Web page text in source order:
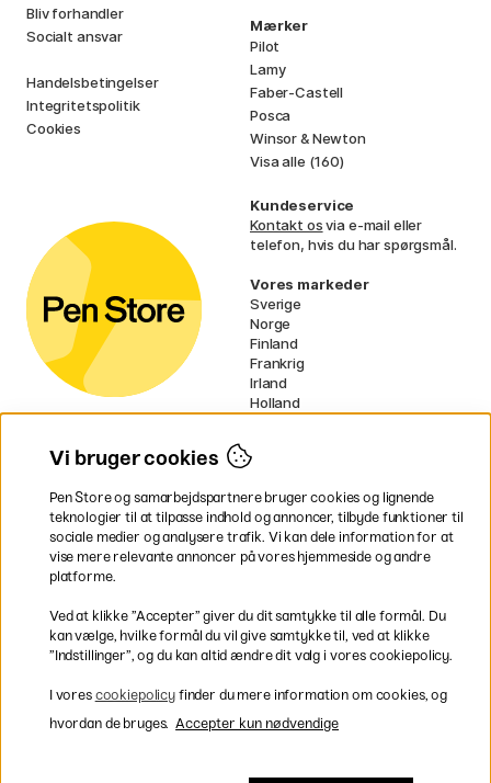
Bliv forhandler
Socialt ansvar
Handelsbetingelser
Integritetspolitik
Cookies
Mærker
Pilot
Lamy
Faber-Castell
Posca
Winsor & Newton
Visa alle (160)
Kundeservice
Kontakt osvia e-mail eller
telefon, hvis du har spørgsmål.
Vores markeder
Sverige
Norge
Finland
Frankrig
Irland
Holland
EU
* Specifikkefragtvilkår gælder for
voluminøse varer.
Hurtig levering til hele Danmark
Vi bruger cookies
Pen Store og samarbejdspartnere bruger cookies og lignende
teknologier til at tilpasse indhold og annoncer, tilbyde funktioner til
sociale medier og analysere trafik. Vi kan dele information for at
vise mere relevante annoncer på vores hjemmeside og andre
platforme.
Ved at klikke ”Accepter” giver du dit samtykke til alle formål. Du
kan vælge, hvilke formål du vil give samtykke til, ved at klikke
”Indstillinger”, og du kan altid ændre dit valg i vores cookiepolicy.
I vores cookiepolicyfinder du mere information om cookies, og
hvordan de bruges. Accepter kun nødvendige